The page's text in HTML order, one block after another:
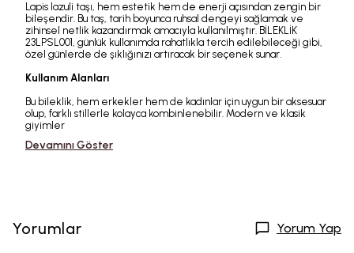
Lapis lazuli taşı, hem estetik hem de enerji açısından zengin bir
bileşendir. Bu taş, tarih boyunca ruhsal dengeyi sağlamak ve
zihinsel netlik kazandırmak amacıyla kullanılmıştır. BİLEKLİK
23LPSL001, günlük kullanımda rahatlıkla tercih edilebileceği gibi,
özel günlerde de şıklığınızı artıracak bir seçenek sunar.
Kullanım Alanları
Bu bileklik, hem erkekler hem de kadınlar için uygun bir aksesuar
olup, farklı stillerle kolayca kombinlenebilir. Modern ve klasik
giyimler
Devamını Göster
Yorumlar Yorum Yap